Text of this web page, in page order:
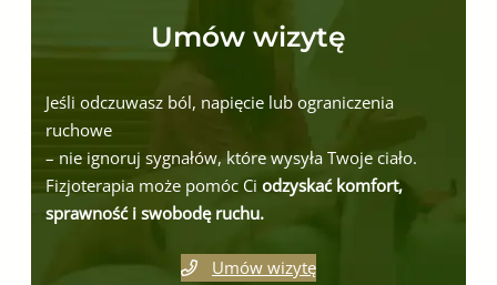
Umów wizytę
Jeśli odczuwasz ból, napięcie lub ograniczenia
ruchowe
– nie ignoruj sygnałów, które wysyła Twoje ciało.
Fizjoterapia może pomóc Ciodzyskać komfort,
sprawność i swobodę ruchu.
Umów wizytę